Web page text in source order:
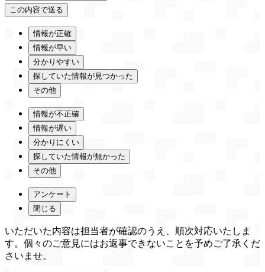
情報が正確
情報が早い
分かりやすい
探していた情報が見つかった
その他
情報が不正確
情報が遅い
分かりにくい
探していた情報が無かった
その他
アンケート
閉じる
いただいた内容は担当者が確認のうえ、順次対応いたしま
す。個々のご意見にはお返事できないことを予めご了承くだ
さいませ。